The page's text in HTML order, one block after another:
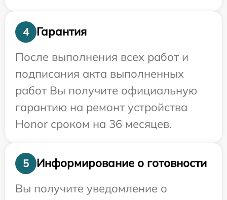
4
Гарантия
После выполнения всех работ и
подписания акта выполненных
работ Вы получите официальную
гарантию на ремонт устройства
Honor сроком на 36 месяцев.
5
Информирование о готовности
Вы получите уведомление о